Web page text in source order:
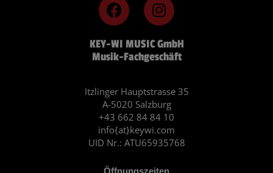
KEY-WI MUSIC GmbH
Musik-Fachgeschäft
Itzlinger Hauptstrasse 35
A-5020 Salzburg
+43 662 84 84 10
info{at}keywi.com
UID Nr.: ATU65935768
a
c
e
b
o
k
n
s
t
a
r
a
m